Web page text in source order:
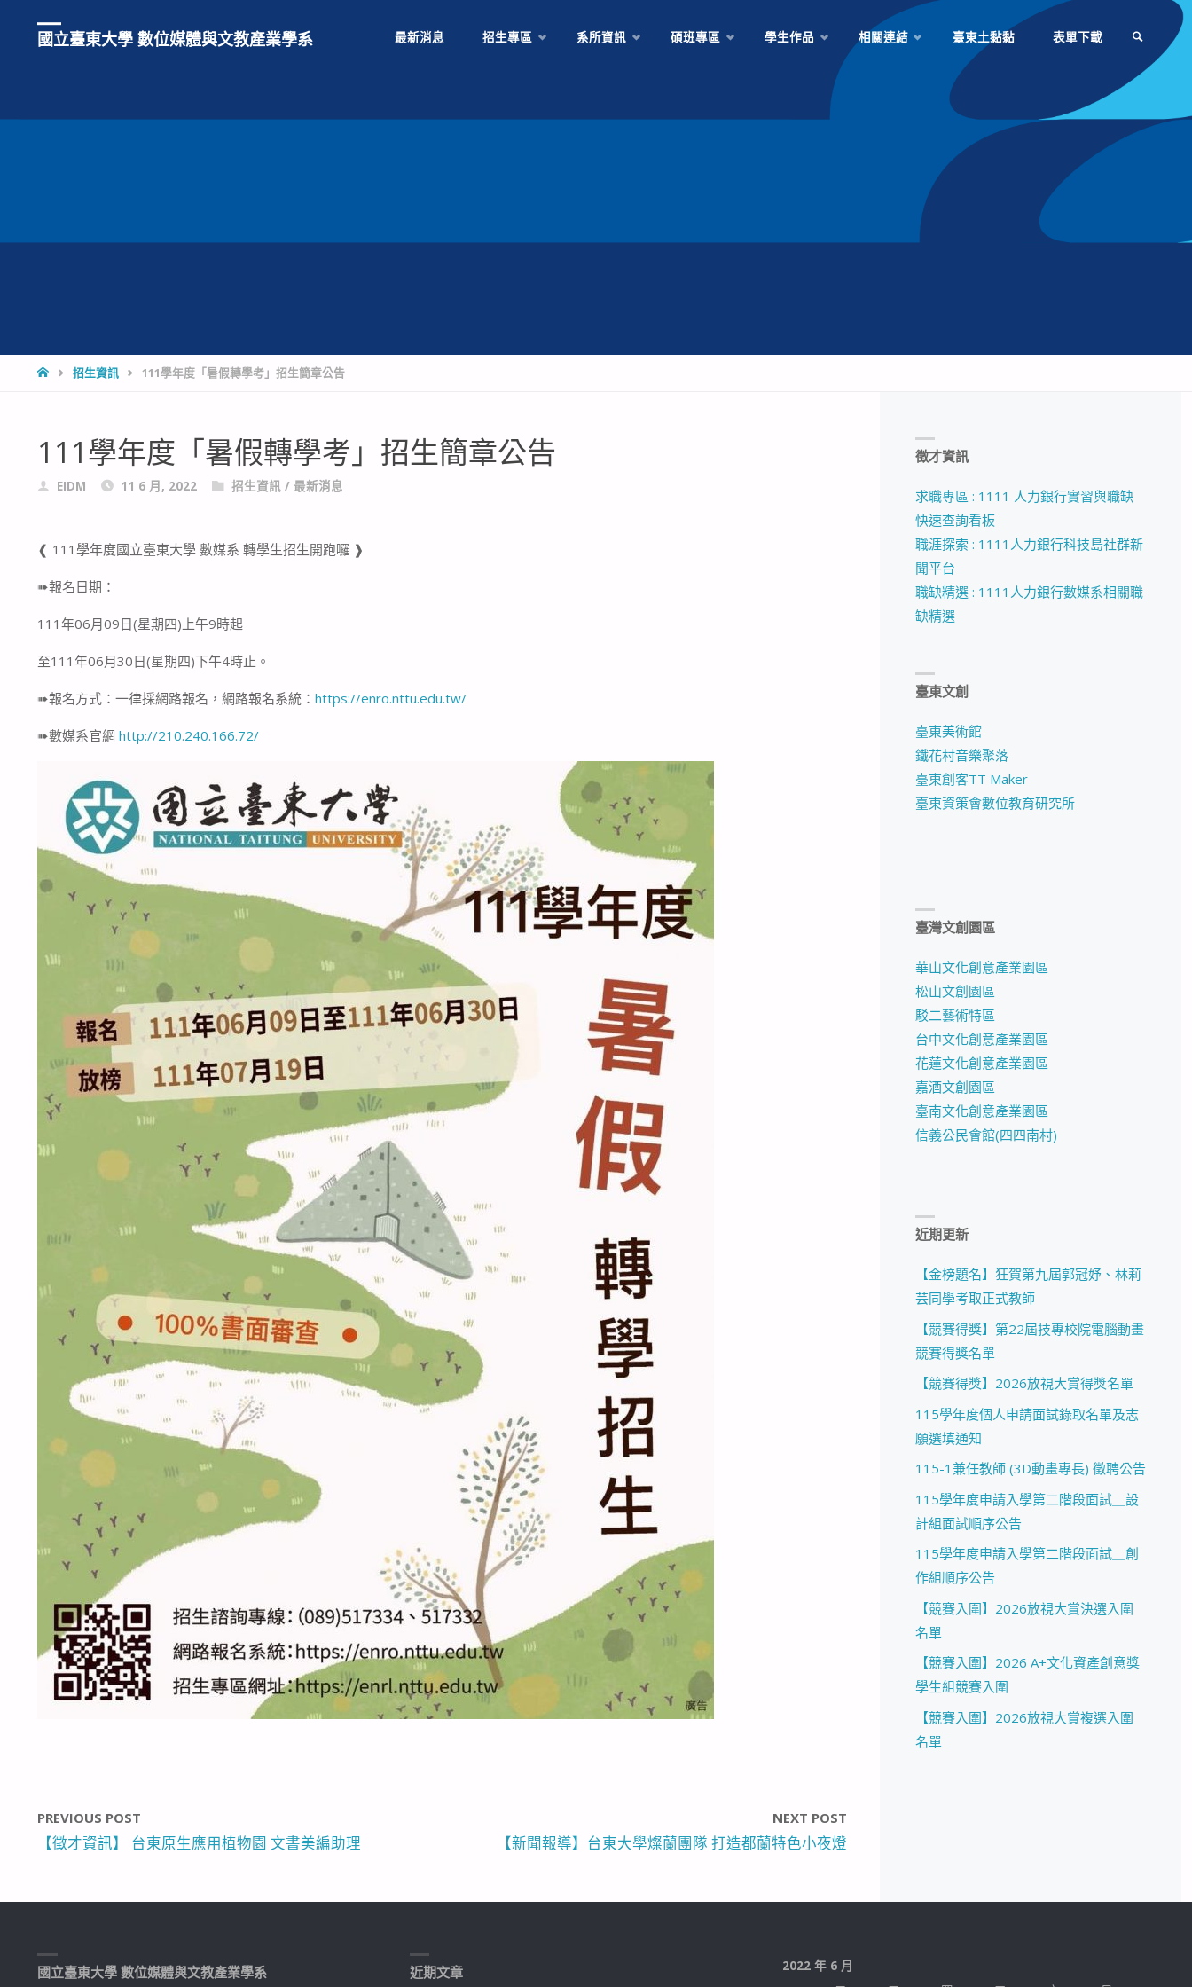
國立臺東大學 數位媒體與文教產業學系 最新消息 招生專區 系所資訊 碩班專區 學生作品 相關連結 臺東土黏黏 表單下載
HOME招生資訊 111學年度「暑假轉學考」招生簡章公告
111學年度「暑假轉學考」招生簡章公告
EIDM 11 6 月, 2022 招生資訊/ 最新消息
❰ 111學年度國立臺東大學 數媒系 轉學生招生開跑囉 ❱
➠報名日期：
111年06月09日(星期四)上午9時起
至111年06月30日(星期四)下午4時止。
➠報名方式：一律採網路報名，網路報名系統： https://enro.nttu.edu.tw/
➠數媒系官網 http://210.240.166.72/
PREVIOUS POST
【徵才資訊】 台東原生應用植物園 文書美編助理
NEXT POST
【新聞報導】台東大學燦蘭團隊 打造都蘭特色小夜燈
徵才資訊
求職專區 : 1111 人力銀行實習與職缺
快速查詢看板
職涯探索 : 1111人力銀行科技島社群新
聞平台
職缺精選 : 1111人力銀行數媒系相關職
缺精選
臺東文創
臺東美術館
鐵花村音樂聚落
臺東創客TT Maker
臺東資策會數位教育研究所
臺灣文創園區
華山文化創意產業園區
松山文創園區
駁二藝術特區
台中文化創意產業園區
花蓮文化創意產業園區
嘉酒文創園區
臺南文化創意產業園區
信義公民會館(四四南村)
近期更新
【金榜題名】狂賀第九屆郭冠妤、林莉
芸同學考取正式教師
【競賽得獎】第22屆技專校院電腦動畫
競賽得獎名單
【競賽得獎】2026放視大賞得獎名單
115學年度個人申請面試錄取名單及志
願選填通知
115-1兼任教師 (3D動畫專長) 徵聘公告
115學年度申請入學第二階段面試＿設
計組面試順序公告
115學年度申請入學第二階段面試＿創
作組順序公告
【競賽入圍】2026放視大賞決選入圍
名單
【競賽入圍】2026 A+文化資產創意獎
學生組競賽入圍
【競賽入圍】2026放視大賞複選入圍
名單
國立臺東大學 數位媒體與文教產業學系 近期文章
2022 年 6 月